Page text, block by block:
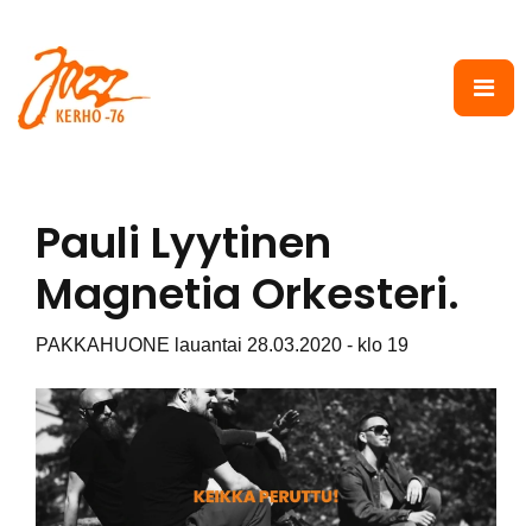
Pauli Lyytinen
Magnetia Orkesteri.
PAKKAHUONE lauantai 28.03.2020 - klo 19